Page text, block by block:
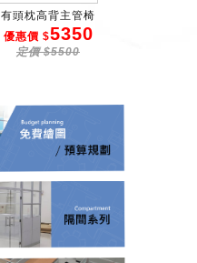
有頭枕高背主管椅
優惠價 $5350
定價 $5500